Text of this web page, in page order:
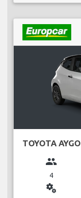
TOYOTA AYGO
group
4
miscellaneous_services